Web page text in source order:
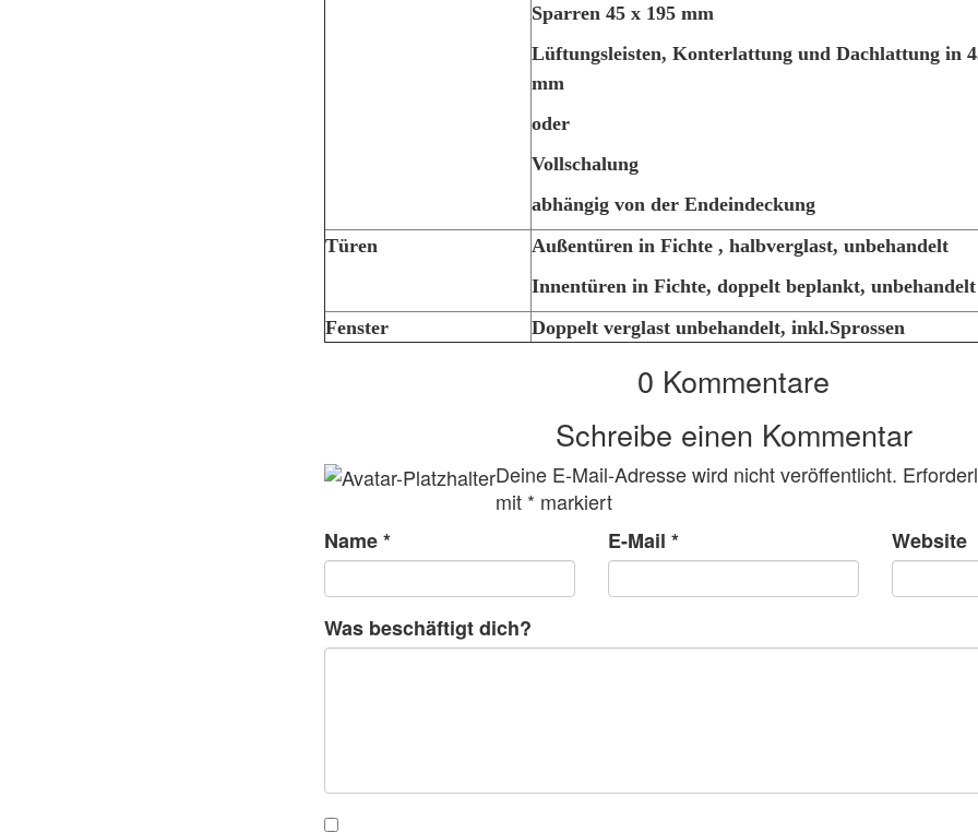
Sparren 45 x 195 mm
Lüftungsleisten, Konterlattung und Dachlattung in
mm
oder
Vollschalung
abhängig von der Endeindeckung
Türen
Außentüren in Fichte , halbverglast, unbehandelt
Innentüren in Fichte, doppelt beplankt, unbehandelt
Fenster
Doppelt verglast unbehandelt, inkl.Sprossen
0 Kommentare
Schreibe einen Kommentar
Deine E-Mail-Adresse wird nicht veröffentlicht.
mit * markiert
Name* E-Mail * Website
Was beschäftigt dich?